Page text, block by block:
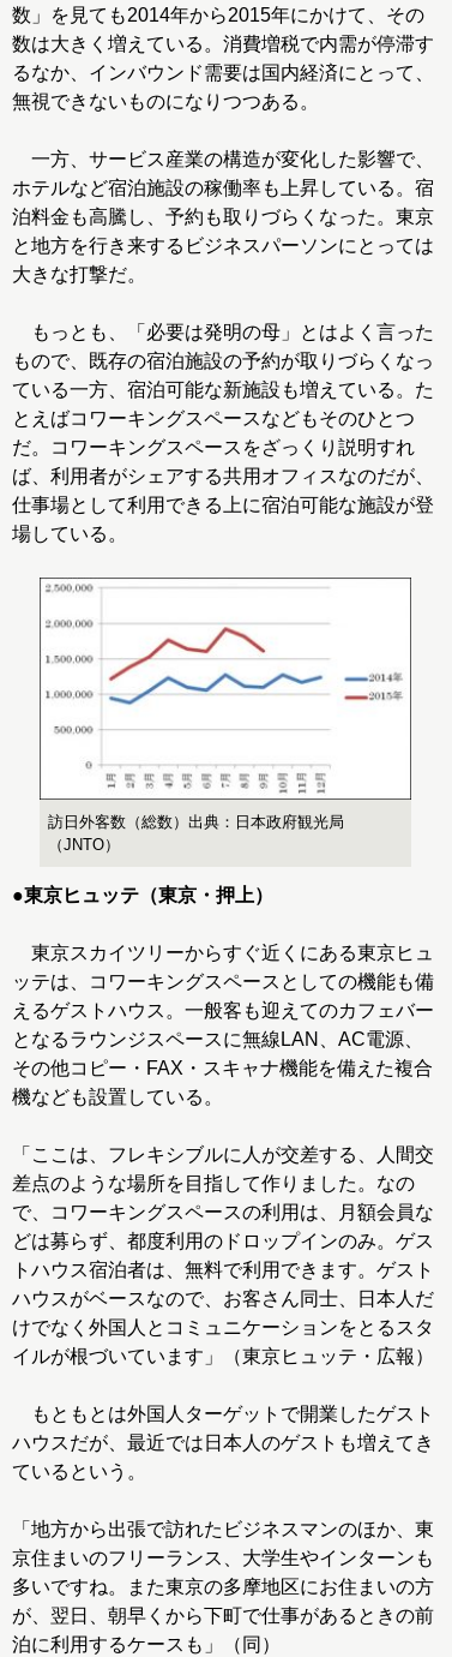
数」を見ても2014年から2015年にかけて、その
数は大きく増えている。消費増税で内需が停滞す
るなか、インバウンド需要は国内経済にとって、
無視できないものになりつつある。
一方、サービス産業の構造が変化した影響で、
ホテルなど宿泊施設の稼働率も上昇している。宿
泊料金も高騰し、予約も取りづらくなった。東京
と地方を行き来するビジネスパーソンにとっては
大きな打撃だ。
もっとも、「必要は発明の母」とはよく言った
もので、既存の宿泊施設の予約が取りづらくなっ
ている一方、宿泊可能な新施設も増えている。た
とえばコワーキングスペースなどもそのひとつ
だ。コワーキングスペースをざっくり説明すれ
ば、利用者がシェアする共用オフィスなのだが、
仕事場として利用できる上に宿泊可能な施設が登
場している。
訪日外客数（総数）出典：日本政府観光局
（JNTO）
●東京ヒュッテ（東京・押上）
東京スカイツリーからすぐ近くにある東京ヒュ
ッテは、コワーキングスペースとしての機能も備
えるゲストハウス。一般客も迎えてのカフェバー
となるラウンジスペースに無線LAN、AC電源、
その他コピー・FAX・スキャナ機能を備えた複合
機なども設置している。
「ここは、フレキシブルに人が交差する、人間交
差点のような場所を目指して作りました。なの
で、コワーキングスペースの利用は、月額会員な
どは募らず、都度利用のドロップインのみ。ゲス
トハウス宿泊者は、無料で利用できます。ゲスト
ハウスがベースなので、お客さん同士、日本人だ
けでなく外国人とコミュニケーションをとるスタ
イルが根づいています」（東京ヒュッテ・広報）
もともとは外国人ターゲットで開業したゲスト
ハウスだが、最近では日本人のゲストも増えてき
ているという。
「地方から出張で訪れたビジネスマンのほか、東
京住まいのフリーランス、大学生やインターンも
多いですね。また東京の多摩地区にお住まいの方
が、翌日、朝早くから下町で仕事があるときの前
泊に利用するケースも」（同）